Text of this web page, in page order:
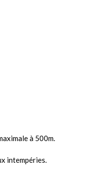
à 500m.
intempéries.